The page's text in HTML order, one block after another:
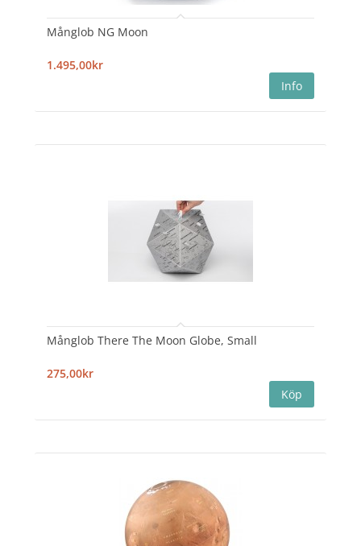
Månglob NG Moon
1.495,00kr
Månglob There The Moon Globe, Small
275,00kr